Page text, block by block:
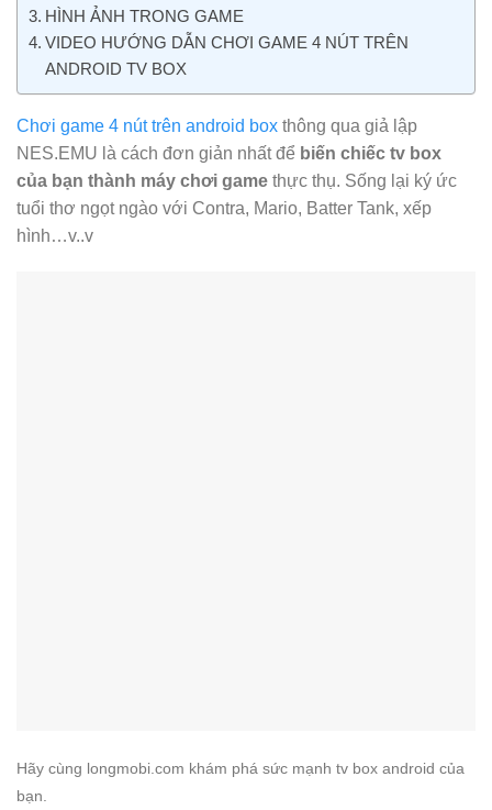
HÌNH ẢNH TRONG GAME
VIDEO HƯỚNG DẪN CHƠI GAME 4 NÚT TRÊN
ANDROID TV BOX
Chơi game 4 nút trên android box thông qua giả lập
NES.EMU là cách đơn giản nhất để biến chiếc tv box
của bạn thành máy chơi game thực thụ. Sống lại ký ức
tuổi thơ ngọt ngào với Contra, Mario, Batter Tank, xếp
hình…v..v
Hãy cùng longmobi.com khám phá sức mạnh tv box android của
bạn.